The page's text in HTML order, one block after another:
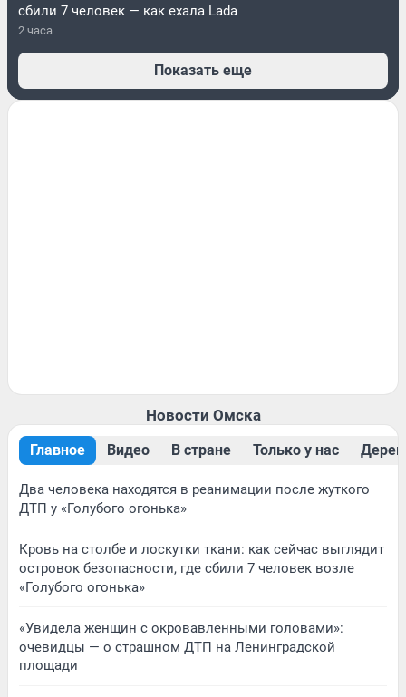
сбили 7 человек — как ехала Lada
2 часа
Показать еще
Новости Омска
Главное Видео В стране Только у нас
Два человека находятся в реанимации после жуткого
ДТП у «Голубого огонька»
Кровь на столбе и лоскутки ткани: как сейчас выглядит
островок безопасности, где сбили 7 человек возле
«Голубого огонька»
«Увидела женщин с окровавленными головами»:
очевидцы — о страшном ДТП на Ленинградской
площади